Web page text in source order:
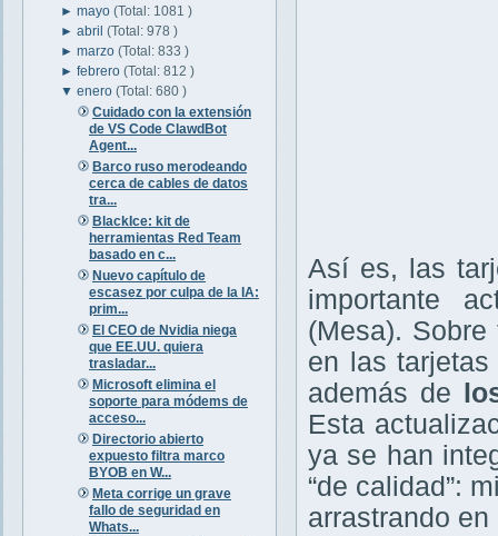
►mayo(Total: 1081 )
►abril(Total: 978 )
►marzo(Total: 833 )
►febrero(Total: 812 )
▼enero(Total: 680 )
Cuidado con la extensión
de VS Code ClawdBot
Agent...
Barco ruso merodeando
cerca de cables de datos
tra...
BlackIce: kit de
herramientas Red Team
basado en c...
Nuevo capítulo de
escasez por culpa de la IA:
prim...
El CEO de Nvidia niega
que EE.UU. quiera
trasladar...
Microsoft elimina el
soporte para módems de
acceso...
Directorio abierto
expuesto filtra marco
BYOB en W...
Meta corrige un grave
fallo de seguridad en
Whats...
Así es, las
importante
(Mesa).
en las
además de
Esta
ya se han
“de calidad”:
arrastrando